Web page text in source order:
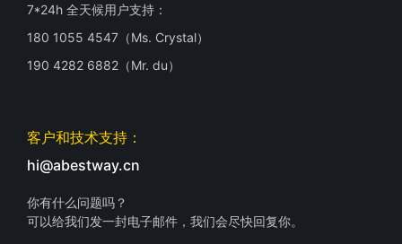
7*24h 全天候用户支持：
180 1055 4547（Ms. Crystal）
190 4282 6882（Mr. du）
客户和技术支持：
hi@abestway.cn
你有什么问题吗？
可以给我们发一封电子邮件，我们会尽快回复你。